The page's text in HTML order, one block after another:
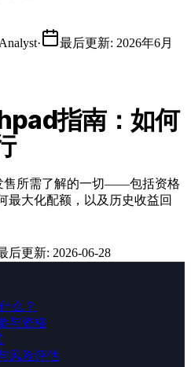
· 最后更新: 2026年6月
指南：如何
售所需了解的一切——包括资格
最大化配额，以及历史收益回
后更新: 2026-06-28
么？
与资格
风险评估